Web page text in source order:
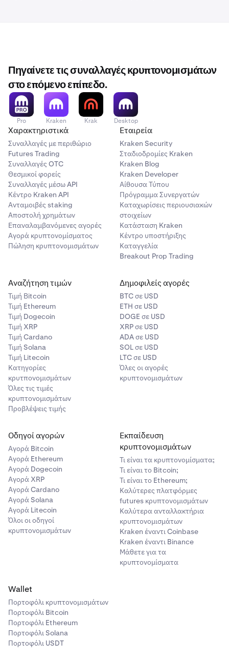
LION
το καθένα
6-10
300.000
1.500.000
LION
το καθένα
11-20
250.000
το καθένα
21+
11.500.000 κοινόχρηστα (μεταβλητό)
11.500.000
LION
κοινόχρηστα
Πηγαίνετε τις συναλλαγές κρυπτονομισμάτων
στο επόμενο επίπεδο.
Pro Kraken Krak Desktop
Χαρακτηριστικά
Συναλλαγές με περιθώριο
Futures Trading
Συναλλαγές OTC
Θεσμικοί φορείς
Συναλλαγές μέσω API
Κέντρο Kraken API
Ανταμοιβές staking
Αποστολή χρημάτων
Επαναλαμβανόμενες αγορές
Αγορά κρυπτονομίσματος
Πώληση κρυπτονομισμάτων
Εταιρεία
Kraken Security
Σταδιοδρομίες Kraken
Kraken Blog
Kraken Developer
Αίθουσα Τύπου
Πρόγραμμα Συνεργατών
Καταχωρίσεις περιουσιακών
στοιχείων
Κατάσταση Kraken
Κέντρο υποστήριξης
Καταγγελία
Breakout Prop Trading
Αναζήτηση τιμών
Τιμή Βitcoin
Τιμή Ethereum
Τιμή Dogecoin
Τιμή XRP
Τιμή Cardano
Τιμή Solana
Τιμή Litecoin
Κατηγορίες
κρυτπονομισμάτων
Όλες τις τιμές
κρυπτονομισμάτων
Προβλέψεις τιμής
Δημοφιλείς αγορές
BTC σε USD
ETH σε USD
DOGE σε USD
XRP σε USD
ADA σε USD
SOL σε USD
LTC σε USD
Όλες οι αγορές
κρυπτονομισμάτων
Οδηγοί αγορών
Αγορά Bitcoin
Αγορά Ethereum
Αγορά Dogecoin
Αγορά XRP
Αγορά Cardano
Αγορά Solana
Αγορά Litecoin
Όλοι οι οδηγοί
κρυπτονομισμάτων
Εκπαίδευση
κρυπτονομισμάτων
Τι είναι τα κρυπτονομίσματα;
Τι είναι το Bitcoin;
Τι είναι το Ethereum;
Καλύτερες πλατφόρμες
futures κρυπτονομισμάτων
Καλύτερα ανταλλακτήρια
κρυπτονομισμάτων
Kraken έναντι Coinbase
Kraken έναντι Binance
Μάθετε για τα
κρυπτονομίσματα
Wallet
Πορτοφόλι κρυπτονομισμάτων
Πορτοφόλι Bitcoin
Πορτοφόλι Ethereum
Πορτοφόλι Solana
Πορτοφόλι USDT